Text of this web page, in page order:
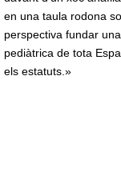
en una taula rodona
perspectiva fundar
pediàtrica de tota
els estatuts.»